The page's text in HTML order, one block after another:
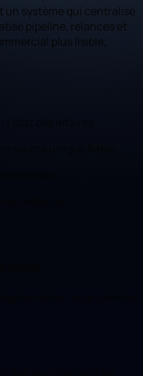
un système qui centralise
pipeline, relances et
plus lisible,